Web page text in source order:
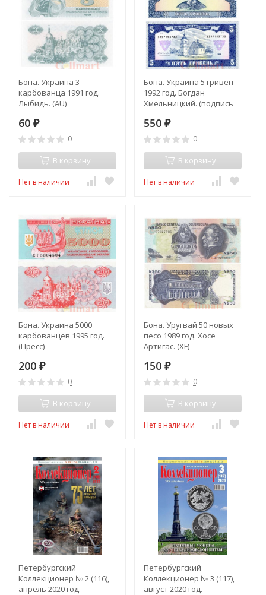
Бона. Украина 3
карбованца 1991 год.
Лыбидь. (AU)
60 ₽
0
В корзину
Нет в наличии
Бона. Украина 5 гривен
1992 год. Богдан
Хмельницкий. (подпись
550 ₽
0
В корзину
Нет в наличии
Бона. Украина 5000
карбованцев 1995 год.
(Пресс)
200 ₽
0
В корзину
Нет в наличии
Бона. Уругвай 50 новых
песо 1989 год. Хосе
Артигас. (XF)
150 ₽
0
В корзину
Нет в наличии
Петербургский
Коллекционер № 2 (116),
апрель 2020 год.
Петербургский
Коллекционер № 3 (117),
август 2020 год.